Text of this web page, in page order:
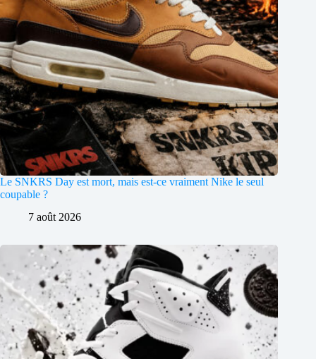
Le SNKRS Day est mort, mais est-ce vraiment Nike le seul
coupable ?
7 août 2026